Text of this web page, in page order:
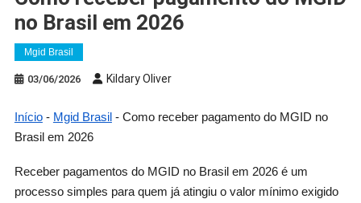
no Brasil em 2026
Mgid Brasil
03/06/2026 Kildary Oliver
Início- Mgid Brasil- Como receber pagamento do MGID no
Brasil em 2026
Receber pagamentos do MGID no Brasil em 2026 é um
processo simples para quem já atingiu o valor mínimo exigido